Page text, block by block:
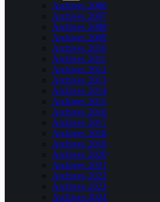
Archives 2006
Archives 2007
Archives 2008
Archives 2009
Archives 2010
Archives 2011
Archives 2012
Archives 2013
Archives 2014
Archives 2015
Archives 2016
Archives 2017
Archives 2018
Archives 2019
Archives 2020
Archives 2021
Archives 2022
Archives 2023
Archives 2024